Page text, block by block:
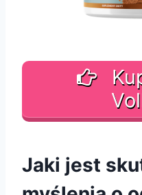
Jaki jest